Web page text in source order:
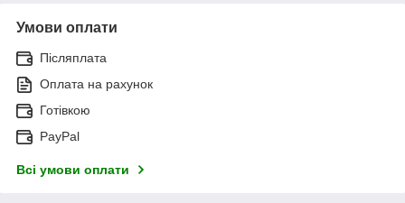
Умови оплати
Післяплата
Оплата на рахунок
Готівкою
PayPal
Всі умови оплати